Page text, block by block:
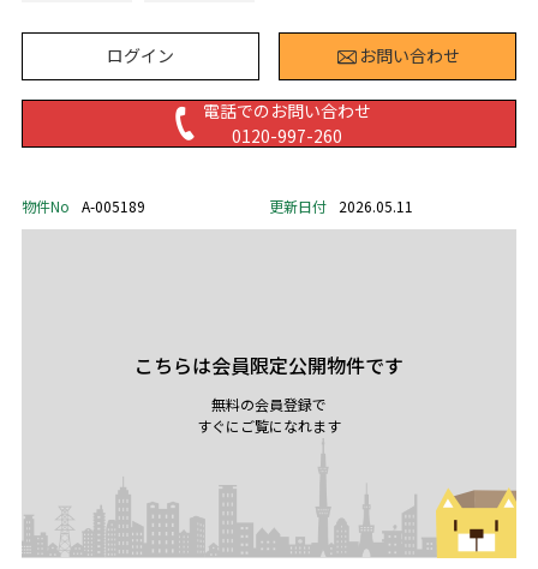
ログイン お問い合わせ
電話でのお問い合わせ
0120-997-260
物件No A-005189 更新日付 2026.05.11
こちらは会員限定公開物件です
無料の会員登録で
すぐにご覧になれます